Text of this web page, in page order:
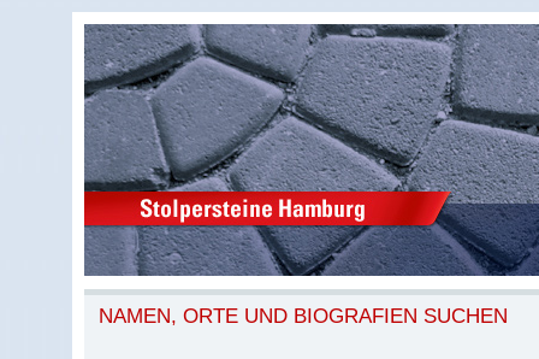
NAMEN, ORTE UND BIOGRAFIEN SUCHEN